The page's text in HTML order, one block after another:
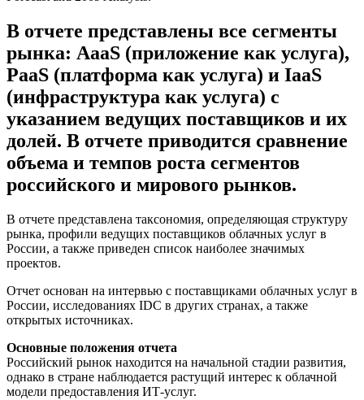
В отчете представлены все сегменты
рынка: AaaS (приложение как услуга),
PaaS (платформа как услуга) и IaaS
(инфраструктура как услуга) с
указанием ведущих поставщиков и их
долей. В отчете приводится сравнение
объема и темпов роста сегментов
российского и мирового рынков.
В отчете представлена таксономия, определяющая структуру
рынка, профили ведущих поставщиков облачных услуг в
России, а также приведен список наиболее значимых
проектов.
Отчет основан на интервью с поставщиками облачных услуг в
России, исследованиях IDC в других странах, а также
открытых источниках.
Основные положения отчета
Российский рынок находится на начальной стадии развития,
однако в стране наблюдается растущий интерес к облачной
модели предоставления ИТ-услуг.